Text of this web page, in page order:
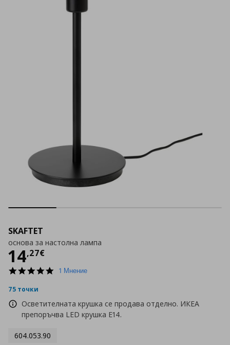
SKAFTET
основа за настолна лампа
14,27€
Цена
5.01 Мнение
75 точки
Осветителната крушка се продава отделно. ИКЕА
препоръчва LED крушка E14.
604.053.90